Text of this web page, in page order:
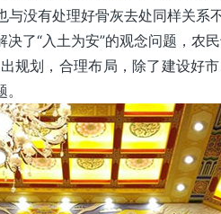
没有处理好骨灰去处同样关系不
了“入土为安”的观念问题，农民
规划，合理布局，除了建设好